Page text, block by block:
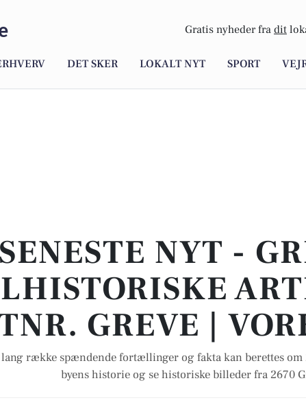
Gratis nyheder fra dit
DET SKER LOKALT NYT SPORT
SENESTE NYT -
GREVE |
række spændende fortællinger og fakta kan berettes om
byens historie og se historiske billeder fra 2670